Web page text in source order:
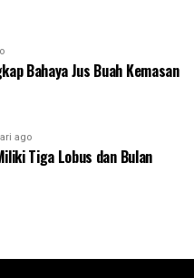
Bahaya Jus Buah Kemasan
ago
Tiga Lobus dan Bulan